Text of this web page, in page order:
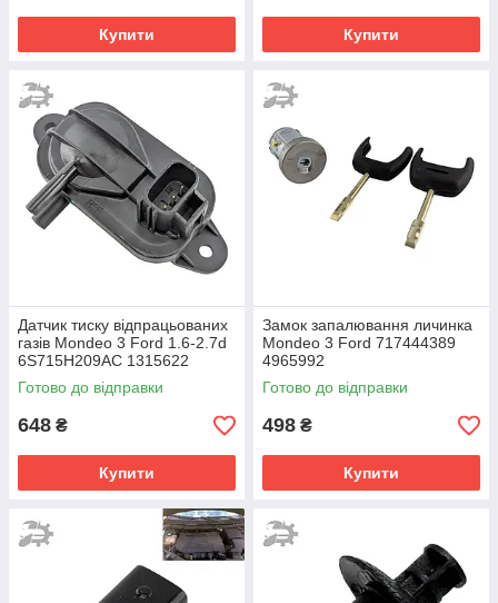
Купити Купити
Датчик тиску відпрацьованих
газів Mondeo 3 Ford 1.6-2.7d
6S715H209AC 1315622
1415606 30677944 30750460
Готово до відправки
648 ₴
Купити
Замок запалювання личинка
Mondeo 3 Ford 717444389
4965992
Готово до відправки
498 ₴
Купити